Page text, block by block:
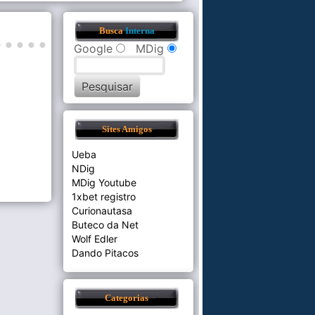
BuscaInterna
Google MDig
Sites Amigos
Ueba
NDig
MDig Youtube
1xbet registro
Curionautasa
Buteco da Net
Wolf Edler
Dando Pitacos
Categorias